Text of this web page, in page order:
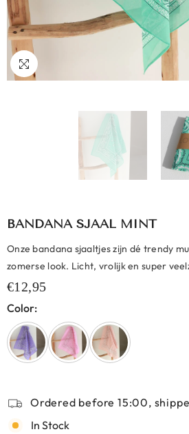
BANDANA SJAAL MINT
Onze bandana sjaaltjes zijn dé trendy
zomerse look. Licht, vrolijk en super
€12,95
Color:
Ordered before 15:00,
In Stock